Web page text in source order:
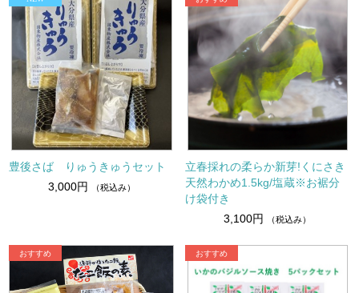
豊後さば りゅうきゅうセット
3,000円
（税込み）
立春採れの柔らか新芽!くにさき
天然わかめ1.5kg/塩蔵※お裾分
け袋付き
3,100円
（税込み）